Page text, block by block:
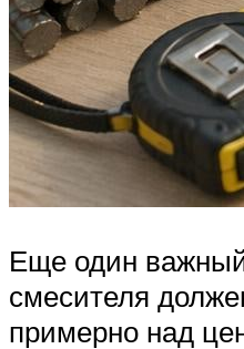
Еще один
смесителя
примерно над